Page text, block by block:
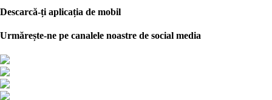
Descarcă-ți aplicația de mobil
Urmărește-ne pe canalele noastre de social media